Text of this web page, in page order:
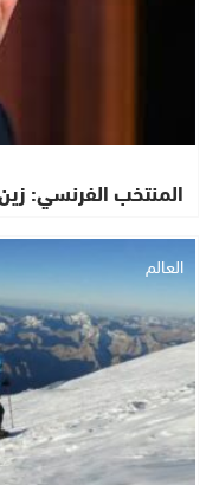
المنتخب الفرنسي:
العالم